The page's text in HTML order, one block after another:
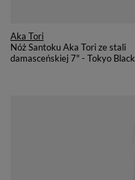
Aka Tori
Nóż Santoku Aka Tori ze stali
damasceńskiej 7" - Tokyo Black